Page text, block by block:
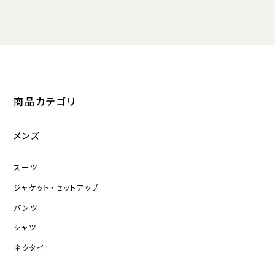
商品カテゴリ
メンズ
スーツ
ジャケット・セットアップ
パンツ
シャツ
ネクタイ